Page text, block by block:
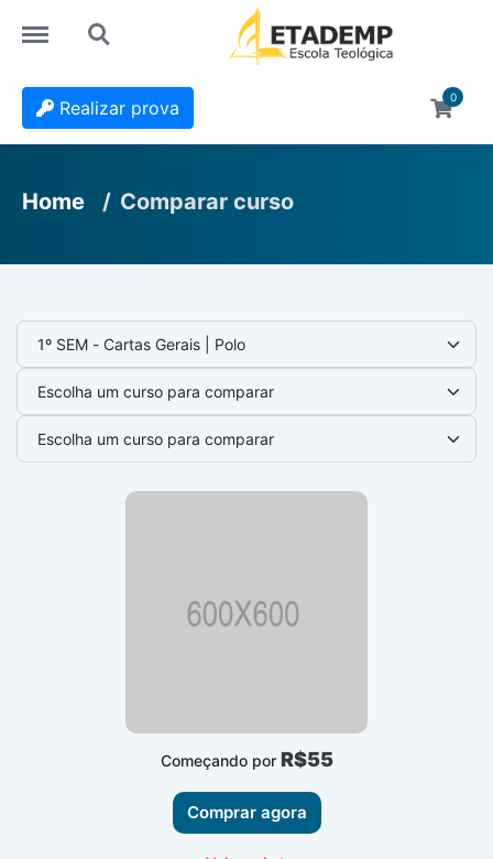
https://ead.etademp.com.br/menu
https://ead.etademp.com.br/search
Realizar prova 0
Home Comparar curso
Começando por R$55
Comprar agora